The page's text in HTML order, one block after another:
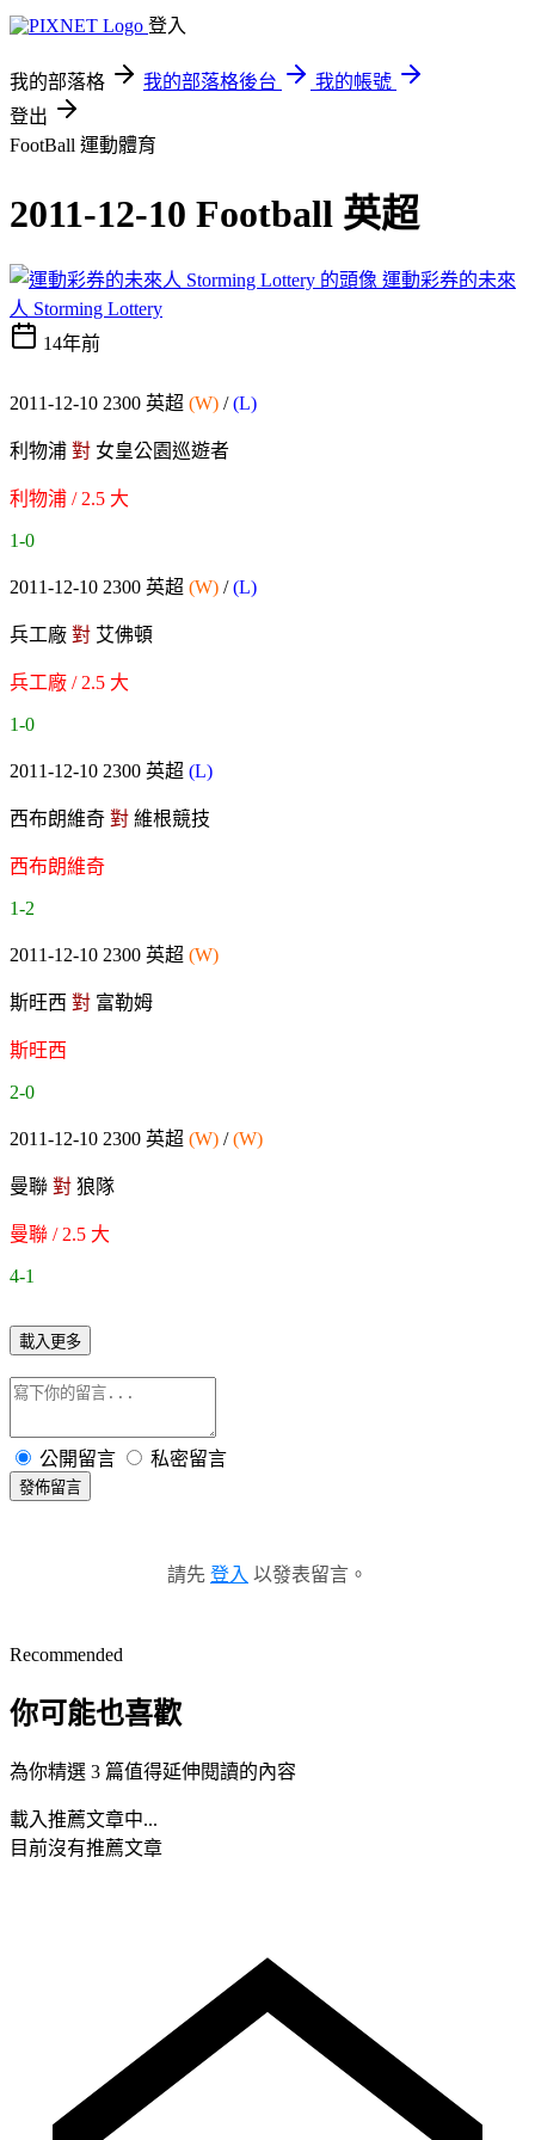
登入
我的部落格 我的部落格後台
我的帳號
登出
FootBall 運動體育
2011-12-10 Football 英超
運動彩券的未來
人 Storming Lottery
14年前
2011-12-10 2300 英超 (W) /(L)
利物浦 對 女皇公園巡遊者
利物浦 / 2.5 大
1-0
2011-12-10 2300 英超 (W) /(L)
兵工廠 對 艾佛頓
兵工廠 / 2.5 大
1-0
2011-12-10 2300 英超 (L)
西布朗維奇 對 維根競技
西布朗維奇
1-2
2011-12-10 2300 英超 (W)
斯旺西 對 富勒姆
斯旺西
2-0
2011-12-10 2300 英超 (W) /(W)
曼聯 對 狼隊
曼聯 / 2.5 大
4-1
載入更多
公開留言 私密留言
發佈留言
請先 登入 以發表留言。
Recommended
你可能也喜歡
為你精選 3 篇值得延伸閱讀的內容
載入推薦文章中...
目前沒有推薦文章